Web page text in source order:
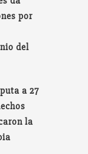
por
del
a 27
la